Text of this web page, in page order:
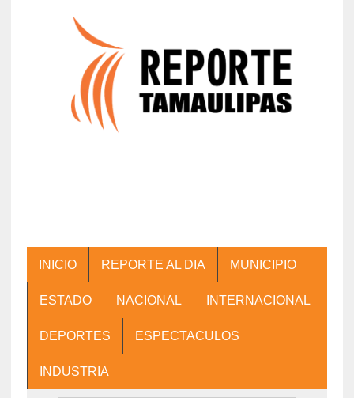
INICIO REPORTE AL DIA MUNICIPIO
ESTADO NACIONAL INTERNACIONAL
DEPORTES ESPECTACULOS
INDUSTRIA